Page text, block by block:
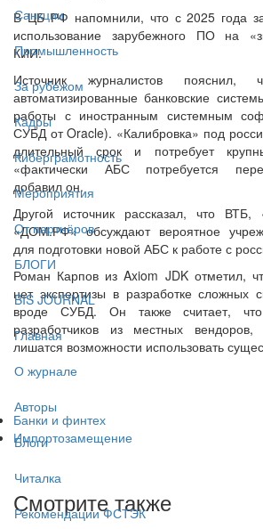
Санкции
Промышленность
За рубежом
Кадры
Киберграмотность
Мероприятия
От партнёров
БЛОГИ
BIS JOURNAL
Главная
О журнале
Авторы
Блоги
Читалка
Рекомендации ФСТЭК
В ЦБ РФ напомнили, что с 2025 года
использование зарубежного ПО на
КИИ.
Источник журналистов пояснил,
автоматизированные банковские
работы с иностранным системным
СУБД от Oracle). «Калибровка» под
длительный срок и потребует
«фактически АБС потребуется
добавил он.
Другой источник рассказал, что ВТБ,
«ДОМ.РФ» обсуждают вероятное
для подготовки новой АБС к работе с
Роман Карпов из Axiom JDK отметил,
нет экспертизы в разработке сложных
вроде СУБД. Он также считает,
разработчиков из местных
лишатся возможности использовать
Банки и финтех
Импортозамещение
Смотрите также